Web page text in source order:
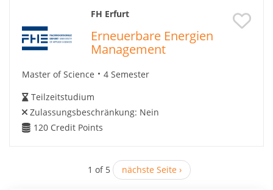
FH Erfurt
Erneuerbare Energien
Management
Master of Science
4 Semester
Teilzeitstudium
Zulassungsbeschränkung: Nein
120 Credit Points
1 of 5 nächste Seite ›